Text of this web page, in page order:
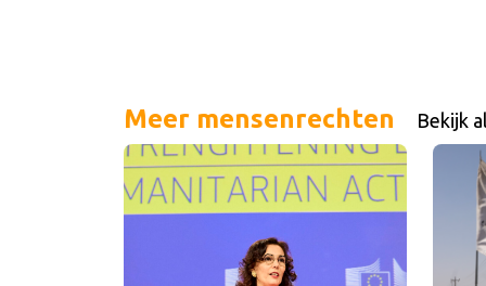
Meer mensenrechten Bekijk